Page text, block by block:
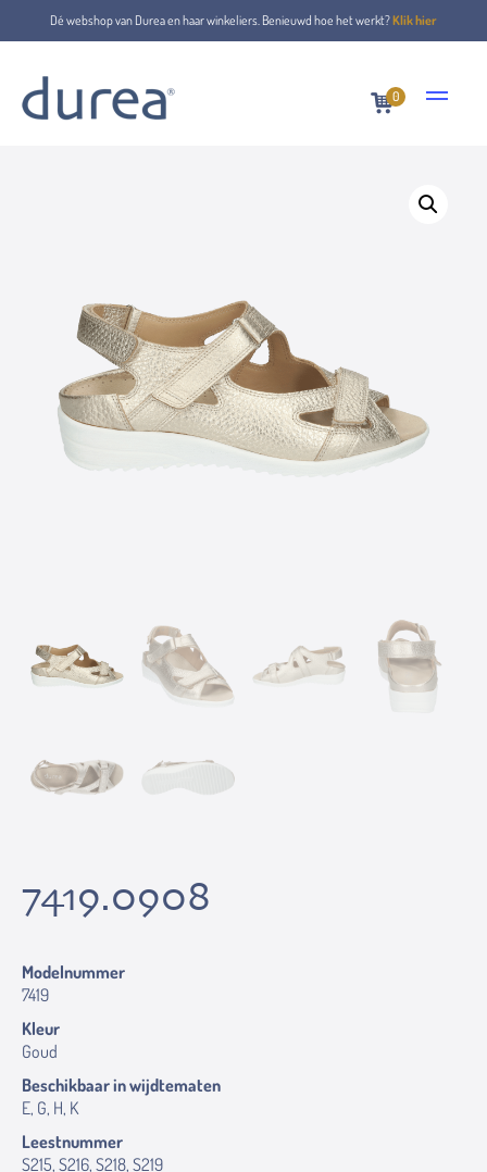
Dé webshop van Durea en haar winkeliers. Benieuwd hoe het werkt?Klik hier
0
Home Sandalen
7419.0908
Modelnummer
7419
Kleur
Goud
Beschikbaar in wijdtematen
E, G, H, K
Leestnummer
S215, S216, S218, S219